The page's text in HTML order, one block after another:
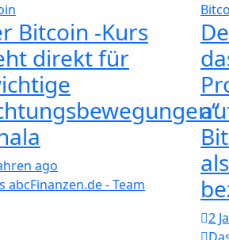
Bitcoin -Kurs
direkt für
ago
abcFinanzen.de - Team
2